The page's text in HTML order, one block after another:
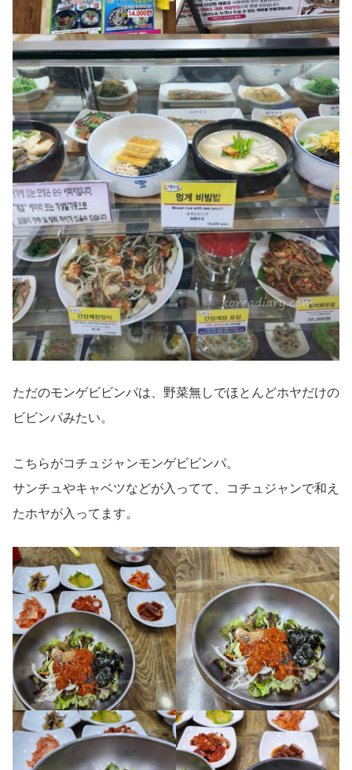
ただのモンゲビビンパは、野菜無しでほとんどホヤだけの
ビビンパみたい。
こちらがコチュジャンモンゲビビンパ。
サンチュやキャベツなどが入ってて、コチュジャンで和え
たホヤが入ってます。